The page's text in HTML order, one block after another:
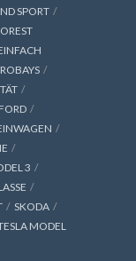
SPORT
FORD
3
SKODA
MODEL